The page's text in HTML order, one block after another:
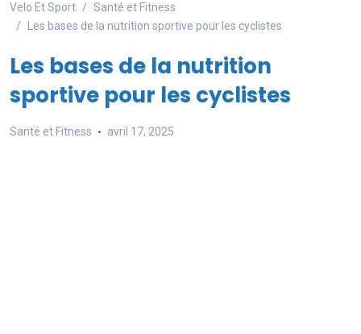
Velo Et Sport
Santé et Fitness
Les bases de la nutrition sportive pour les cyclistes
Les bases de la nutrition
sportive pour les cyclistes
Santé et Fitness avril 17, 2025